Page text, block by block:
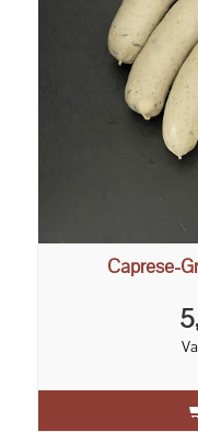
Caprese-